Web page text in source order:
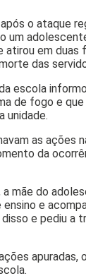
o ataque
um
atirou em duas
das
escola
de fogo e
unidade.
as ações
da
a mãe do
e
e pediu a
apuradas,